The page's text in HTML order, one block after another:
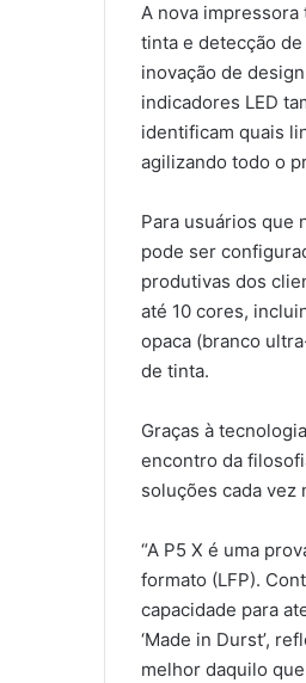
A nova
tinta e detecção
inovação de
indicadores LED
identificam quais
agilizando todo o
Para usuários que
pode ser
produtivas dos
até 10 cores,
opaca (branco
de tinta.
Graças à
encontro da
soluções cada vez
“A P5 X é uma
formato (LFP).
capacidade para
‘Made in Durst’,
melhor daquilo